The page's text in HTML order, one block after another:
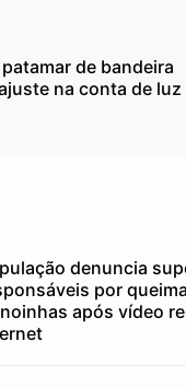
de bandeira
na conta de luz
denuncia
por
após vídeo